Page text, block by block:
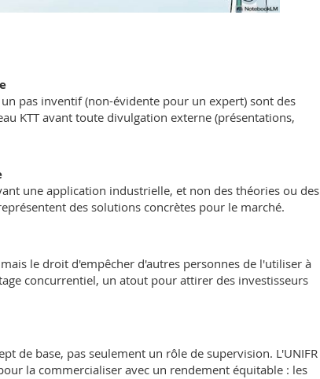
pas inventif (non-évidente pour un expert) sont des
KTT avant toute divulgation externe (présentations,
une application industrielle, et non des théories ou des
des solutions concrètes pour le marché.
le droit d'empêcher d'autres personnes de l'utiliser à
concurrentiel, un atout pour attirer des investisseurs
de base, pas seulement un rôle de supervision. L'UNIFR
la commercialiser avec un rendement équitable : les